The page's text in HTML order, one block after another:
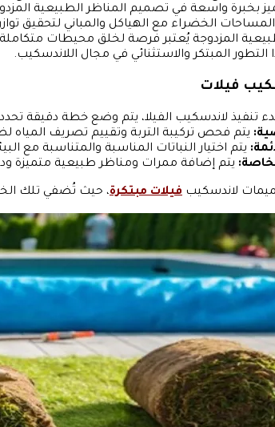
بخبرة واسعة في تصميم المناظر الطبيعية
الخضراء مع الهياكل والمباني لتحقيق
المزدوجة يُعتبر فرصة لخلق محيطات
المبتكر والاستثنائي في مجال اللاندسكيب.
فيلات
تنفيذ لاندسكيب الفيلا، يتم وضع خطة دقيقة تحدد
يتم فحص تركيبة التربة وتقييم تصريف المياه
يتم اختيار النباتات المناسبة والمتناسبة
يتم إضافة ممرات ومناظر طبيعية متميزة
لاندسكيب فيلات مبتكرة، حيث تُضفي تلك